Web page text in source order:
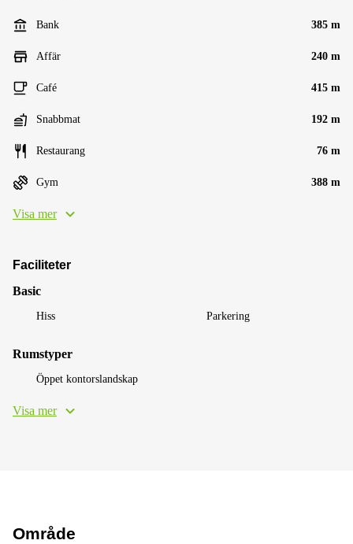
Bank 385 m
Affär 240 m
Café 415 m
Snabbmat 192 m
Restaurang 76 m
Gym 388 m
Visa mer
Faciliteter
Basic
Hiss Parkering
Rumstyper
Öppet kontorslandskap
Visa mer
Område